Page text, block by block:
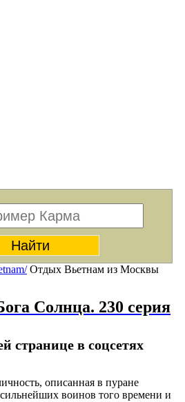
Отдых Вьетнам из Москвы
Солнца. 230 серия
странице в соцсетях
описанная в пуране
воинов того времени и